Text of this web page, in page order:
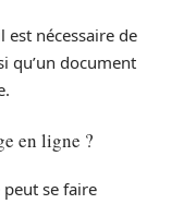
nécessaire de
qu’un document
en ligne ?
se faire